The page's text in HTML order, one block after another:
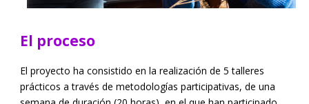
El proceso
El proyecto ha consistido en la realización de 5 talleres
prácticos a través de metodologías participativas, de una